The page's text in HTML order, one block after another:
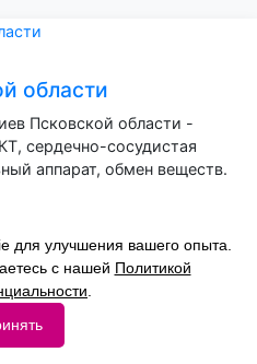
области
Псковской области -
сердечно-сосудистая
аппарат, обмен веществ.
улучшения вашего опыта.
с нашей Политикой